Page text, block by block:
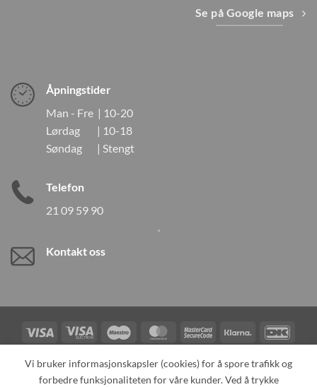
Se på Google maps
Åpningstider
Man - Fre | 10-20
Lørdag | 10-18
Søndag | Stengt
Telefon
21 09 59 90
Kontakt oss
Visa
Visa
Electron
Maestro MasterCardMasterCard
2
Klarna
Card
TILBAKEKALLINGER KONTAKT OSS OM OSS
Vi bruker informasjonskapsler (cookies) for å spore trafikk og
forbedre funksjonaliteten for våre kunder. Ved å trykke